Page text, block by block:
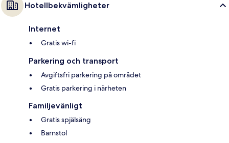
Hotellbekvämligheter
Internet
Gratis wi-fi
Parkering och transport
Avgiftsfri parkering på området
Gratis parkering i närheten
Familjevänligt
Gratis spjälsäng
Barnstol